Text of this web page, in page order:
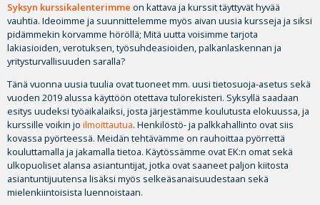
Syksyn kurssikalenterimme on kattava ja kurssit täyttyvät hyvää
vauhtia. Ideoimme ja suunnittelemme myös aivan uusia kursseja ja siksi
pidämmekin korvamme höröllä; Mitä uutta voisimme tarjota
lakiasioiden, verotuksen, työsuhdeasioiden, palkanlaskennan ja
yritysturvallisuuden saralla?
Tänä vuonna uusia tuulia ovat tuoneet mm. uusi tietosuoja-asetus sekä
vuoden 2019 alussa käyttöön otettava tulorekisteri. Syksyllä saadaan
esitys uudeksi työaikalaiksi, josta järjestämme koulutusta elokuussa, ja
kurssille voikin jo ilmoittautua. Henkilöstö- ja palkkahallinto ovat siis
kovassa pyörteessä. Meidän tehtävämme on rauhoittaa pyörrettä
kouluttamalla ja jakamalla tietoa. Käytössämme ovat EK:n omat sekä
ulkopuoliset alansa asiantuntijat, jotka ovat saaneet paljon kiitosta
asiantuntijuutensa lisäksi myös selkeäsanaisuudestaan sekä
mielenkiintoisista luennoistaan.